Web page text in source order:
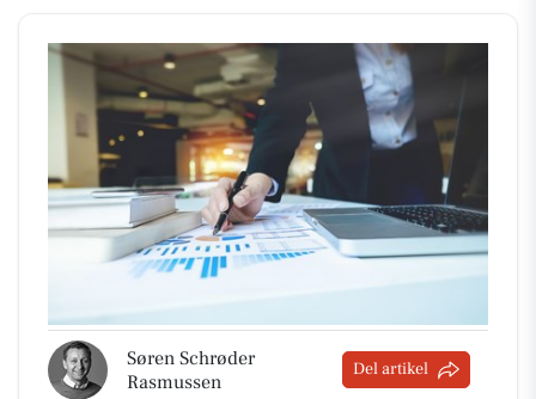
Søren Schrøder
Rasmussen
Del artikel